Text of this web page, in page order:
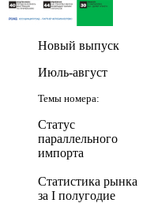
Новый выпуск
Июль-август
Темы номера:
Статус
параллельного
импорта
Статистика рынка
за I полугодие